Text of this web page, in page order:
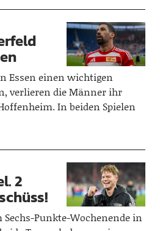
Essen einen wichtigen
verlieren die Männer ihr
In beiden Spielen
2
Punkte-Wochenende in